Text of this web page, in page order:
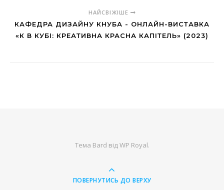
НАЙСВІЖІШЕ
КАФЕДРА ДИЗАЙНУ КНУБА - ОНЛАЙН-ВИСТАВКА
«К В КУБІ: КРЕАТИВНА КРАСНА КАПІТЕЛЬ» (2023)
Тема Bard відWP Royal.
ПОВЕРНУТИСЬ ДО ВЕРХУ